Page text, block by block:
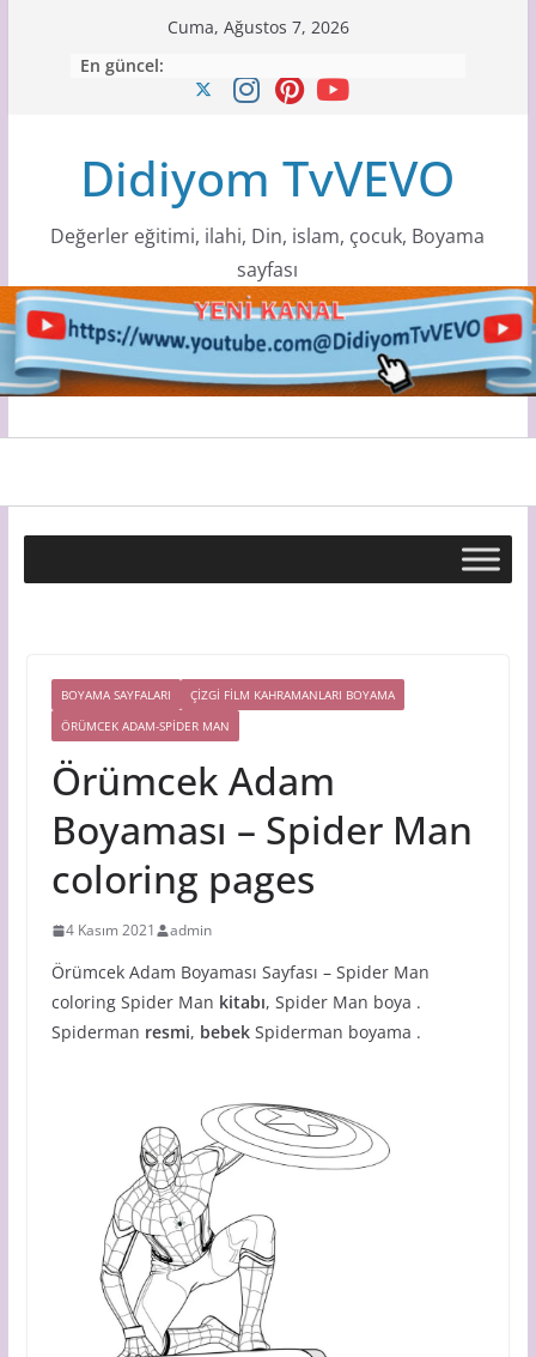
Cuma, Ağustos 7, 2026
En güncel:
Didiyom TvVEVO
Değerler eğitimi, ilahi, Din, islam, çocuk, Boyama
sayfası
BOYAMA SAYFALARI
ÇIZGI FILM KAHRAMANLARI BOYAMA
ÖRÜMCEK ADAM-SPIDER MAN
Örümcek Adam
Boyaması – Spider Man
coloring pages
4 Kasım 2021 admin
Örümcek Adam Boyaması Sayfası – Spider Man
coloring Spider Man kitabı, Spider Man boya .
Spiderman resmi, bebek Spiderman boyama .